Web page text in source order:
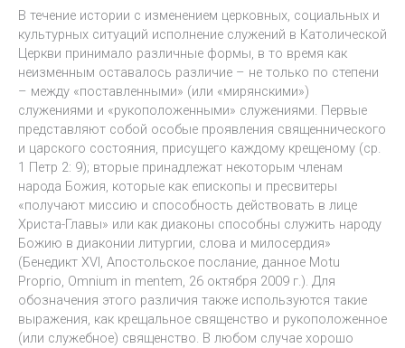
В течение истории с изменением церковных, социальных и
культурных ситуаций исполнение служений в Католической
Церкви принимало различные формы, в то время как
неизменным оставалось различие – не только по степени
– между «поставленными» (или «мирянскими»)
служениями и «рукоположенными» служениями. Первые
представляют собой особые проявления священнического
и царского состояния, присущего каждому крещеному (ср.
1 Петр 2: 9); вторые принадлежат некоторым членам
народа Божия, которые как епископы и пресвитеры
«получают миссию и способность действовать в лице
Христа-Главы» или как диаконы способны служить народу
Божию в диаконии литургии, слова и милосердия»
(Бенедикт XVI, Апостольское послание, данное Motu
Proprio, Omnium in mentem, 26 октября 2009 г.). Для
обозначения этого различия также используются такие
выражения, как крещальное священство и рукоположенное
(или служебное) священство. В любом случае хорошо